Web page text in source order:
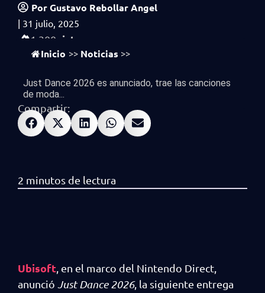
PorGustavo Rebollar Angel
| 31 julio, 2025
1,300 vistas
Inicio >> Noticias >>
Just Dance 2026 es anunciado, trae las canciones
de moda...
Compartir:
Ubisoft , en el marco del Nintendo Direct,
anunció Just Dance 2026, la siguiente entrega